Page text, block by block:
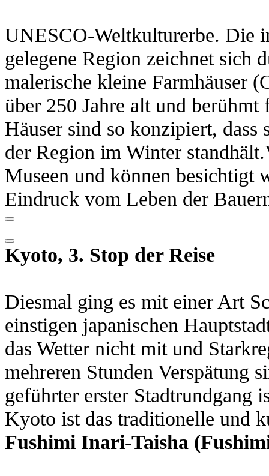
UNESCO-Weltkulturerbe. Die
gelegene Region zeichnet sich
malerische kleine Farmhäuser
über 250 Jahre alt und
Häuser sind so konzipiert, dass
der Region im Winter
Museen und können besichtigt
Eindruck vom Leben der
Kyoto, 3. Stop der Reise
Diesmal ging es mit einer Art
einstigen japanischen
das Wetter nicht mit und
mehreren Stunden Verspätung
geführter erster Stadtrundgang
Kyoto ist das traditionelle und
Fushimi Inari-Taisha